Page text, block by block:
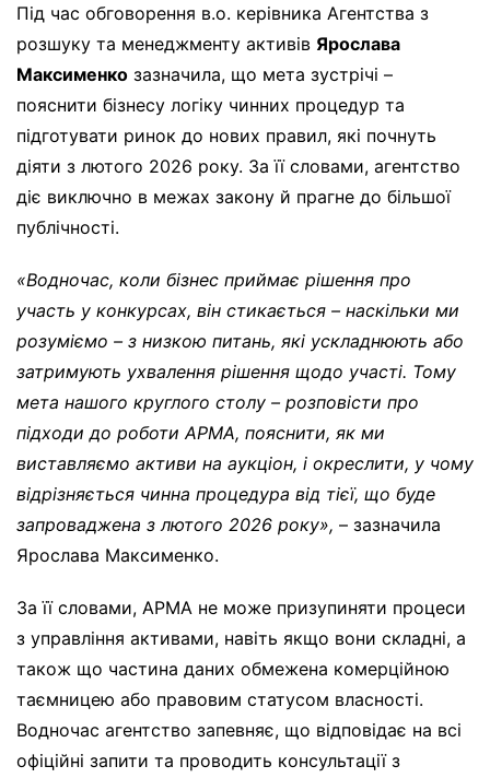
Під час обговорення в.о. керівника Агентства з
розшуку та менеджменту активів Ярослава
Максименко зазначила, що мета зустрічі –
пояснити бізнесу логіку чинних процедур та
підготувати ринок до нових правил, які почнуть
діяти з лютого 2026 року. За її словами, агентство
діє виключно в межах закону й прагне до більшої
публічності.
«Водночас, коли бізнес приймає рішення про
участь у конкурсах, він стикається – наскільки ми
розуміємо – з низкою питань, які ускладнюють або
затримують ухвалення рішення щодо участі. Тому
мета нашого круглого столу – розповісти про
підходи до роботи АРМА, пояснити, як ми
виставляємо активи на аукціон, і окреслити, у чому
відрізняється чинна процедура від тієї, що буде
запроваджена з лютого 2026 року», – зазначила
Ярослава Максименко.
За її словами, АРМА не може призупиняти процеси
з управління активами, навіть якщо вони складні, а
також що частина даних обмежена комерційною
таємницею або правовим статусом власності.
Водночас агентство запевняє, що відповідає на всі
офіційні запити та проводить консультації з